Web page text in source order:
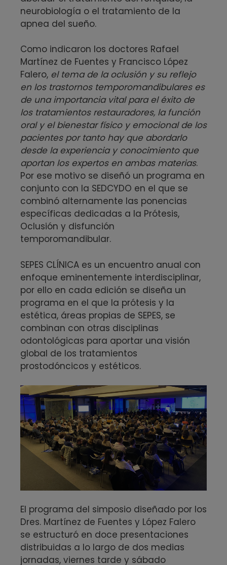
neurobiología o el tratamiento de la
apnea del sueño.
Como indicaron los doctores Rafael
Martínez de Fuentes y Francisco López
Falero, el tema de la oclusión y su reflejo
en los trastornos temporomandibulares es
de una importancia vital para el éxito de
los tratamientos restauradores, la función
oral y el bienestar físico y emocional de los
pacientes por tanto hay que abordarlo
desde la experiencia y conocimiento que
aportan los expertos en ambas materias.
Por ese motivo se diseñó un programa en
conjunto con la SEDCYDO en el que se
combinó alternamente las ponencias
específicas dedicadas a la Prótesis,
Oclusión y disfunción
temporomandibular.
SEPES CLÍNICA es un encuentro anual con
enfoque eminentemente interdisciplinar,
por ello en cada edición se diseña un
programa en el que la prótesis y la
estética, áreas propias de SEPES, se
combinan con otras disciplinas
odontológicas para aportar una visión
global de los tratamientos
prostodóncicos y estéticos.
El programa del simposio diseñado por los
Dres. Martínez de Fuentes y López Falero
se estructuró en doce presentaciones
distribuidas a lo largo de dos medias
jornadas, viernes tarde y sábado